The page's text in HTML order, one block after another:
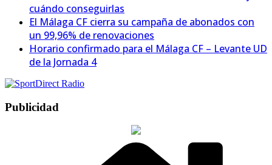
cuándo conseguirlas
El Málaga CF cierra su campaña de abonados con
un 99,96% de renovaciones
Horario confirmado para el Málaga CF – Levante UD
de la Jornada 4
Publicidad